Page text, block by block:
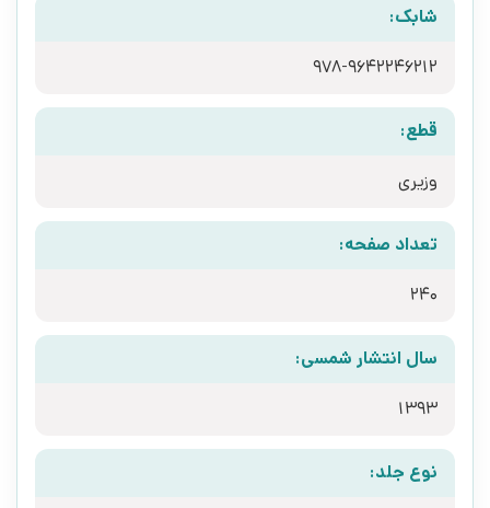
شابک:
978-9642246212
قطع:
وزیری
تعداد صفحه:
240
سال انتشار شمسی:
1393
نوع جلد: